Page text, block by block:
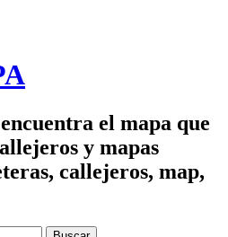
el mapa que
y mapas
callejeros, map,